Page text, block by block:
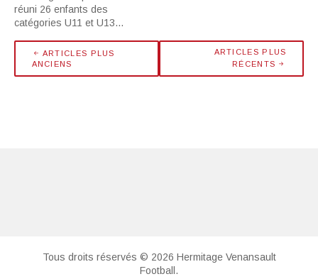
réuni 26 enfants des
catégories U11 et U13…
ARTICLES PLUS
ANCIENS
ARTICLES PLUS
RÉCENTS
Tous droits réservés © 2026 Hermitage Venansault
Football.